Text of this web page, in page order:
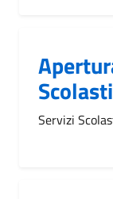
Servizi